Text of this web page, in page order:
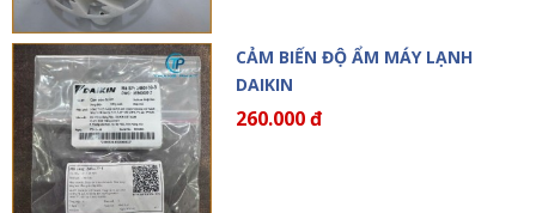
CẢM BIẾN ĐỘ ẨM MÁY LẠNH
DAIKIN
260.000 đ